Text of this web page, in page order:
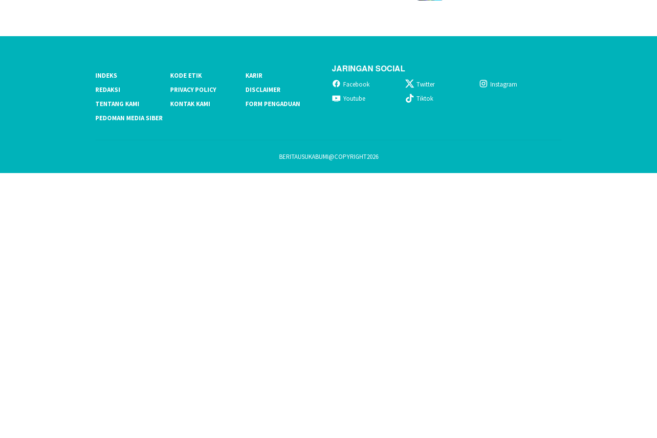
INDEKS KODE ETIK
KARIR
REDAKSI
PRIVACY POLICY
DISCLAIMER
TENTANG KAMI
KONTAK KAMI
FORM PENGADUAN
PEDOMAN MEDIA SIBER
JARINGAN SOCIAL
Facebook Twitter
Instagram
Youtube
Tiktok
BERITAUSUKABUMI@COPYRIGHT2026